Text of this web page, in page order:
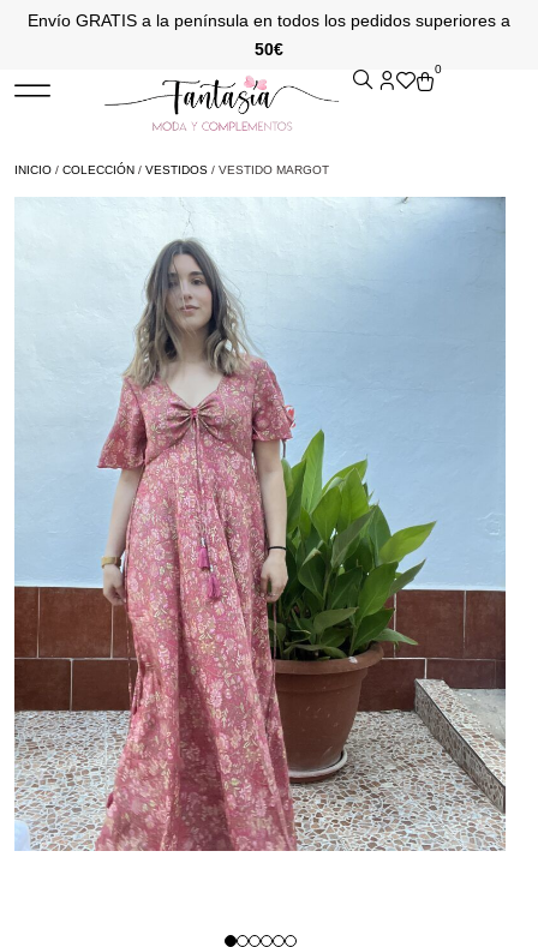
Envío GRATIS a la península en todos los pedidos superiores a
50€
0
INICIO / COLECCIÓN / VESTIDOS / VESTIDO MARGOT